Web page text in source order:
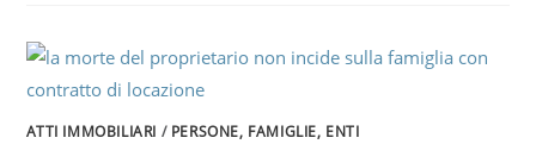
ATTI IMMOBILIARI / PERSONE, FAMIGLIE, ENTI